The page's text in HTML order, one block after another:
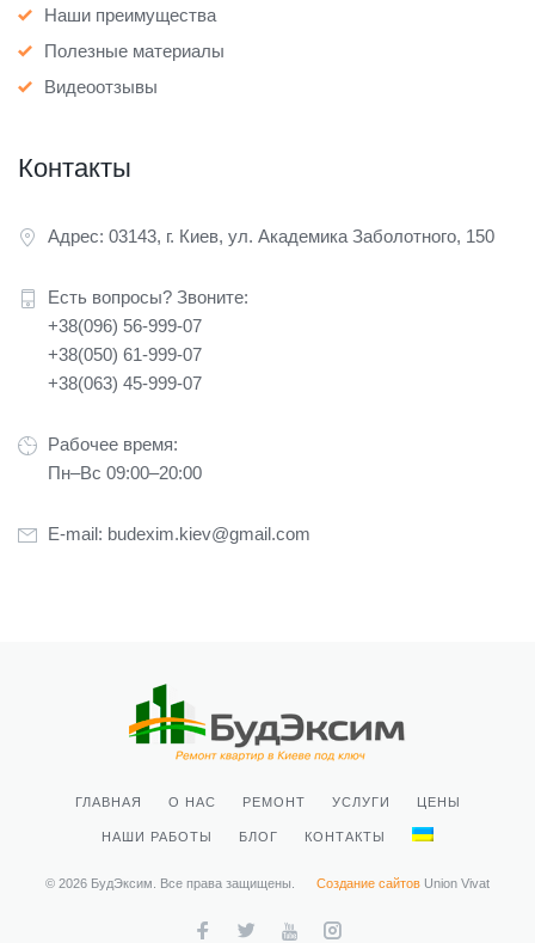
Наши преимущества
Полезные материалы
Видеоотзывы
Контакты
Адрес: 03143, г. Киев, ул. Академика Заболотного, 150
Есть вопросы? Звоните:
+38(096) 56-999-07
+38(050) 61-999-07
+38(063) 45-999-07
Рабочее время:
Пн–Вс 09:00–20:00
E-mail: budexim.kiev@gmail.com
ГЛАВНАЯ О НАС РЕМОНТ УСЛУГИ ЦЕНЫ
НАШИ РАБОТЫ БЛОГ КОНТАКТЫ
© 2026 БудЭксим. Все права защищены. Создание сайтов Union Vivat